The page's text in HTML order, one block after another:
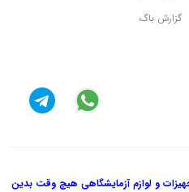
گزارش باگ
و لوازم آزمایشگاهی هیچ وقت بدین